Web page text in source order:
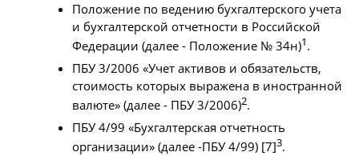
Положение по ведению бухгалтерского учета
и бухгалтерской отчетности в Российской
Федерации (далее - Положение № 34н)1.
ПБУ 3/2006 «Учет активов и обязательств,
стоимость которых выражена в иностранной
валюте» (далее - ПБУ 3/2006)2.
ПБУ 4/99 «Бухгалтерская отчетность
организации» (далее -ПБУ 4/99) [7]3.